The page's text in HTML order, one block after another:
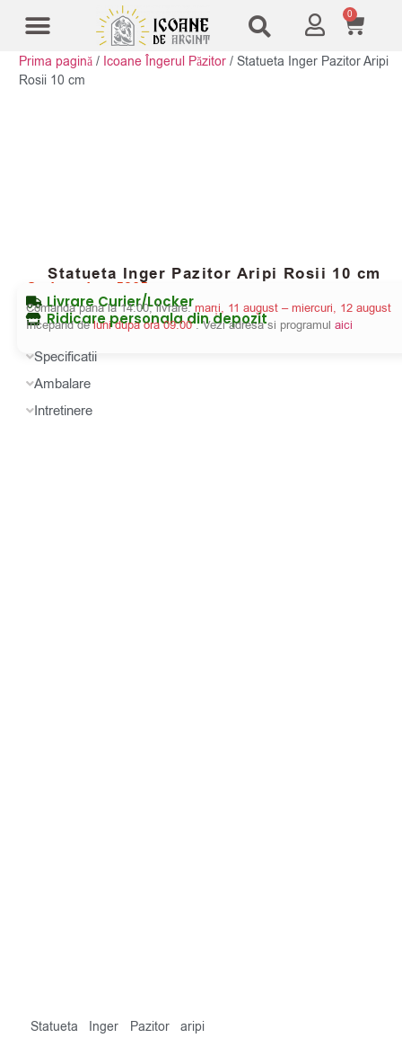
0
Prima pagină / Icoane Îngerul Păzitor / Statueta Inger Pazitor Aripi
Rosii 10 cm
Statueta Inger Pazitor Aripi Rosii 10 cm
Cod produs: 5265
Livrare Curier/Locker
Comanda pana la 14:00, livrare:marți, 11 august – miercuri, 12 august
Ridicare personala din depozit
Incepand deluni dupa ora 09:00. Vezi adresa si programul aici
Specificatii
Ambalare
Intretinere
Statueta Inger Pazitor aripi